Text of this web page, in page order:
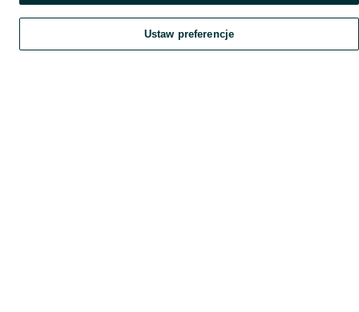
Home Favorite List it Chat My OLX
Home Favorite List it Chat My OLX
Szukaj Obserwujesz Dodaj Czat Konto
Ustaw preferencje